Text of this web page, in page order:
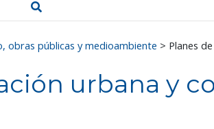
obras públicas y medioambiente > Planes
urbana y